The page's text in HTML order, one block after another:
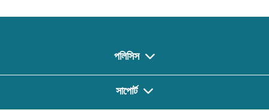
পলিসিস
সাপোর্ট